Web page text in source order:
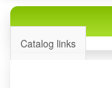
Catalog links